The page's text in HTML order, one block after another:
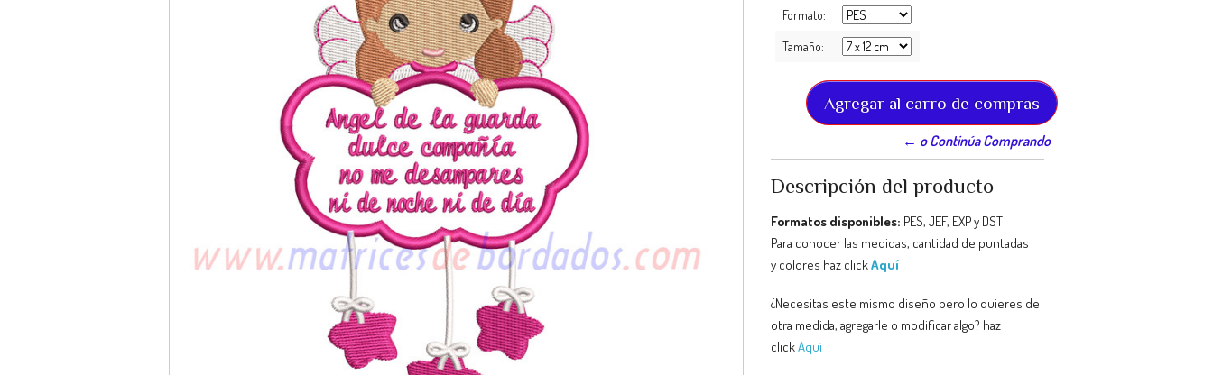
Formato:
Tamaño:
← o Continúa Comprando
Descripción del producto
Formatos disponibles: PES, JEF, EXP y DST
Para conocer las medidas, cantidad de puntadas
y colores haz clickAquí
¿Necesitas este mismo diseño pero lo quieres de
otra medida, agregarle o modificar algo? haz
clickAquí